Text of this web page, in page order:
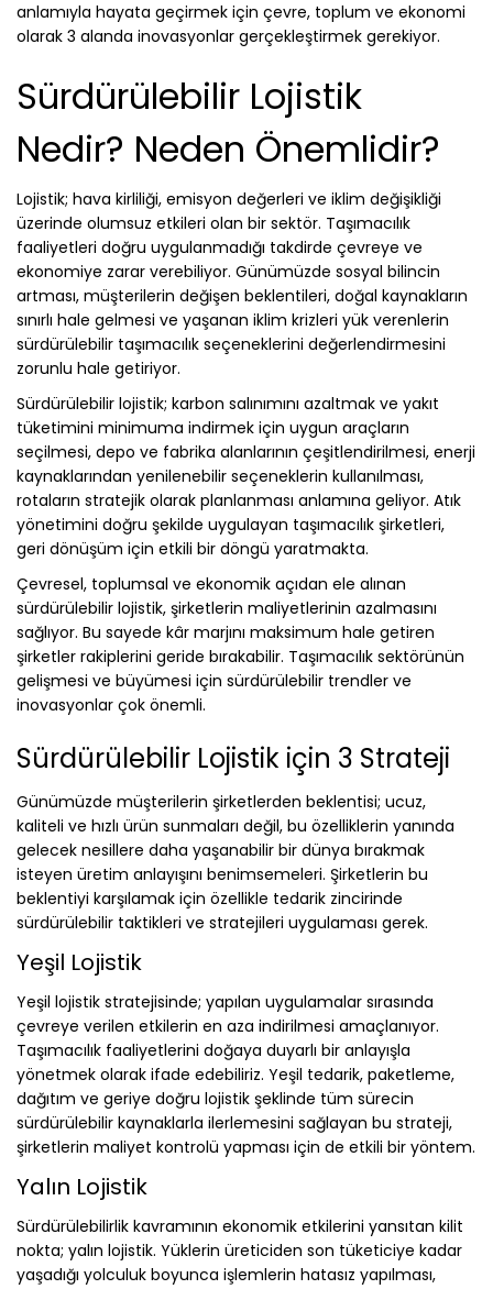
anlamıyla hayata geçirmek için çevre, toplum ve ekonomi
olarak 3 alanda inovasyonlar gerçekleştirmek gerekiyor.
Sürdürülebilir Lojistik
Nedir? Neden Önemlidir?
Lojistik; hava kirliliği, emisyon değerleri ve iklim değişikliği
üzerinde olumsuz etkileri olan bir sektör. Taşımacılık
faaliyetleri doğru uygulanmadığı takdirde çevreye ve
ekonomiye zarar verebiliyor. Günümüzde sosyal bilincin
artması, müşterilerin değişen beklentileri, doğal kaynakların
sınırlı hale gelmesi ve yaşanan iklim krizleri yük verenlerin
sürdürülebilir taşımacılık seçeneklerini değerlendirmesini
zorunlu hale getiriyor.
Sürdürülebilir lojistik; karbon salınımını azaltmak ve yakıt
tüketimini minimuma indirmek için uygun araçların
seçilmesi, depo ve fabrika alanlarının çeşitlendirilmesi, enerji
kaynaklarından yenilenebilir seçeneklerin kullanılması,
rotaların stratejik olarak planlanması anlamına geliyor. Atık
yönetimini doğru şekilde uygulayan taşımacılık şirketleri,
geri dönüşüm için etkili bir döngü yaratmakta.
Çevresel, toplumsal ve ekonomik açıdan ele alınan
sürdürülebilir lojistik, şirketlerin maliyetlerinin azalmasını
sağlıyor. Bu sayede kâr marjını maksimum hale getiren
şirketler rakiplerini geride bırakabilir. Taşımacılık sektörünün
gelişmesi ve büyümesi için sürdürülebilir trendler ve
inovasyonlar çok önemli.
Sürdürülebilir Lojistik için 3 Strateji
Günümüzde müşterilerin şirketlerden beklentisi; ucuz,
kaliteli ve hızlı ürün sunmaları değil, bu özelliklerin yanında
gelecek nesillere daha yaşanabilir bir dünya bırakmak
isteyen üretim anlayışını benimsemeleri. Şirketlerin bu
beklentiyi karşılamak için özellikle tedarik zincirinde
sürdürülebilir taktikleri ve stratejileri uygulaması gerek.
Yeşil Lojistik
Yeşil lojistik stratejisinde; yapılan uygulamalar sırasında
çevreye verilen etkilerin en aza indirilmesi amaçlanıyor.
Taşımacılık faaliyetlerini doğaya duyarlı bir anlayışla
yönetmek olarak ifade edebiliriz. Yeşil tedarik, paketleme,
dağıtım ve geriye doğru lojistik şeklinde tüm sürecin
sürdürülebilir kaynaklarla ilerlemesini sağlayan bu strateji,
şirketlerin maliyet kontrolü yapması için de etkili bir yöntem.
Yalın Lojistik
Sürdürülebilirlik kavramının ekonomik etkilerini yansıtan kilit
nokta; yalın lojistik. Yüklerin üreticiden son tüketiciye kadar
yaşadığı yolculuk boyunca işlemlerin hatasız yapılması,